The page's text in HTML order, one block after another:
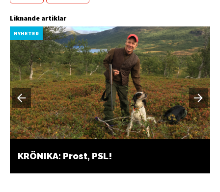
Liknande artiklar
NYHETER
KRÖNIKA: Prost, PSL!